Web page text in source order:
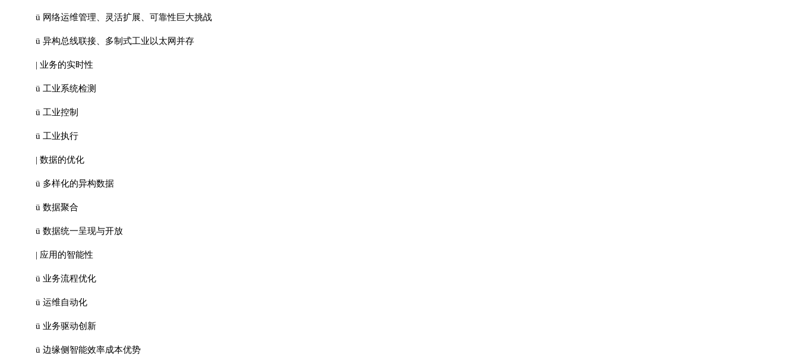
ü 网络运维管理、灵活扩展、可靠性巨大挑战
ü 异构总线联接、多制式工业以太网并存
| 业务的实时性
ü 工业系统检测
ü 工业控制
ü 工业执行
| 数据的优化
ü 多样化的异构数据
ü 数据聚合
ü 数据统一呈现与开放
| 应用的智能性
ü 业务流程优化
ü 运维自动化
ü 业务驱动创新
ü 边缘侧智能效率成本优势